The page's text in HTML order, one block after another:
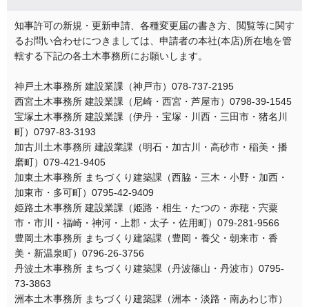
知事許可の新規・更新申請、各種変更届の書き方、閲覧等に関す
るお問い合わせにつきましては、申請者の本社(本店)所在地を管
轄する下記の各土木事務所にお願いします。
神戸土木事務所 建設業課（神戸市）078-737-2195
西宮土木事務所 建設業課（尼崎・西宮・芦屋市）0798-39-1545
宝塚土木事務所 建設業課（伊丹・宝塚・川西・三田市・猪名川
町）0797-83-3193
加古川土木事務所 建設業課（明石・加古川・高砂市・稲美・播
磨町）079-421-9405
加東土木事務所 まちづくり建築課（西脇・三木・小野・加西・
加東市・多可町）0795-42-9409
姫路土木事務所 建設業課（姫路・相生・たつの・赤穂・宍粟
市・市川・福崎・神河・上郡・太子・佐用町）079-281-9566
豊岡土木事務所 まちづくり建築課（豊岡・養父・朝来市・香
美・新温泉町）0796-26-3756
丹波土木事務所 まちづくり建築課（丹波篠山・丹波市）0795-
73-3863
洲本土木事務所 まちづくり建築課（洲本・淡路・南あわじ市）